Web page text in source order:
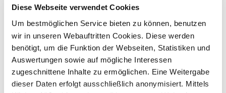
Diese Webseite verwendet Cookies
Um bestmöglichen Service bieten zu können, benutzen
wir in unseren Webauftritten Cookies. Diese werden
benötigt, um die Funktion der Webseiten, Statistiken und
Auswertungen sowie auf mögliche Interessen
zugeschnittene Inhalte zu ermöglichen. Eine Weitergabe
dieser Daten erfolgt ausschließlich anonymisiert. Mittels